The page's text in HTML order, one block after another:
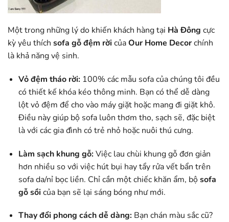
Một trong những lý do khiến khách hàng tại Hà Đông cực
kỳ yêu thích sofa gỗ đệm rờicủaOur Home Decorchính
là khả năng vệ sinh.
Vỏ đệm tháo rời:100% các mẫu sofa của chúng tôi đều
có thiết kế khóa kéo thông minh. Bạn có thể dễ dàng
lột vỏ đệm để cho vào máy giặt hoặc mang đi giặt khô.
Điều này giúp bộ sofa luôn thơm tho, sạch sẽ, đặc biệt
là với các gia đình có trẻ nhỏ hoặc nuôi thú cưng.
Làm sạch khung gỗ:Việc lau chùi khung gỗ đơn giản
hơn nhiều so với việc hút bụi hay tẩy rửa vết bẩn trên
sofa da/nỉ bọc liền. Chỉ cần một chiếc khăn ẩm, bộsofa
gỗ sồicủa bạn sẽ lại sáng bóng như mới.
Thay đổi phong cách dễ dàng:Bạn chán màu sắc cũ?